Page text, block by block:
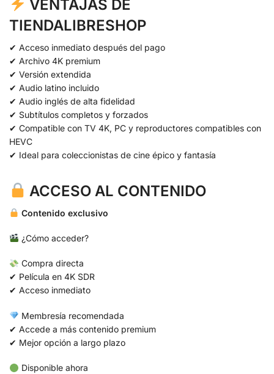
VENTAJAS DE
TIENDALIBRESHOP
✔ Acceso inmediato después del pago
✔ Archivo 4K premium
✔ Versión extendida
✔ Audio latino incluido
✔ Audio inglés de alta fidelidad
✔ Subtítulos completos y forzados
✔ Compatible con TV 4K, PC y reproductores compatibles con
HEVC
✔ Ideal para coleccionistas de cine épico y fantasía
ACCESO AL CONTENIDO
Contenido exclusivo
¿Cómo acceder?
Compra directa
✔ Película en 4K SDR
✔ Acceso inmediato
Membresía recomendada
✔ Accede a más contenido premium
✔ Mejor opción a largo plazo
Disponible ahora